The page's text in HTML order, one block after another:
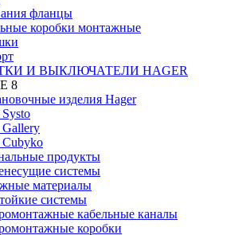
фланцы
коробки монтажные
И ВЫКЛЮЧАТЕЛИ HAGER
8
изделия Hager
продукты
системы
материалы
системы
кабельные каналы
коробки